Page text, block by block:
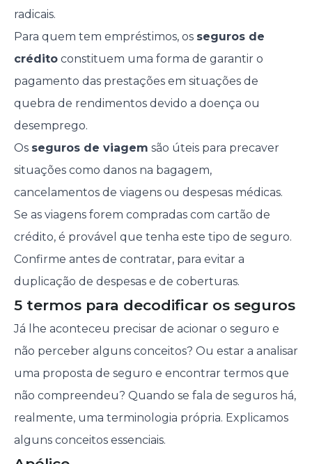
radicais.
Para quem tem empréstimos, os seguros de
créditoconstituem uma forma de garantir o
pagamento das prestações em situações de
quebra de rendimentos devido a doença ou
desemprego.
Os seguros de viagem são úteis para precaver
situações como danos na bagagem,
cancelamentos de viagens ou despesas médicas.
Se as viagens forem compradas com cartão de
crédito, é provável que tenha este tipo de seguro.
Confirme antes de contratar, para evitar a
duplicação de despesas e de coberturas.
5 termos para decodificar os seguros
Já lhe aconteceu precisar de acionar o seguro e
não perceber alguns conceitos? Ou estar a analisar
uma proposta de seguro e encontrar termos que
não compreendeu? Quando se fala de seguros há,
realmente, uma terminologia própria. Explicamos
alguns conceitos essenciais.